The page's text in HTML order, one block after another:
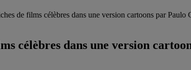
de films célèbres dans une version cartoons par Paulo
célèbres dans une version